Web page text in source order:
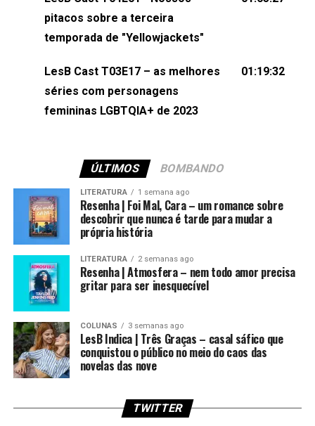
(⁠⁠⁠⁠@brunarfentanes⁠⁠⁠⁠) e Pollyelly FlorêncioEdição de
Naiady Machado
pitacos sobre a terceira
temporada de "Yellowjackets"
LesB Cast T03E17 – as melhores
séries com personagens
femininas LGBTQIA+ de 2023
01:19:32
ÚLTIMOS BOMBANDO
LITERATURA 1 semana ago
Resenha | Foi Mal, Cara – um romance sobre
descobrir que nunca é tarde para mudar a
própria história
LITERATURA 2 semanas ago
Resenha | Atmosfera – nem todo amor precisa
gritar para ser inesquecível
COLUNAS 3 semanas ago
LesB Indica | Três Graças – casal sáfico que
conquistou o público no meio do caos das
novelas das nove
TWITTER